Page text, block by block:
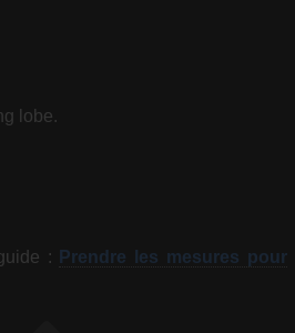
lobe.
:
Prendre les mesures pour